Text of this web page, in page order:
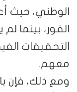
الوطني، حيث
الفور، بينما
التحقيقات
معهم.
ومع ذلك، فإن